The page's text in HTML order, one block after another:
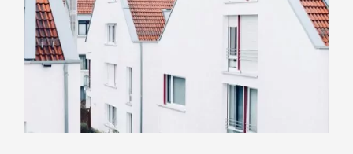
inmueble